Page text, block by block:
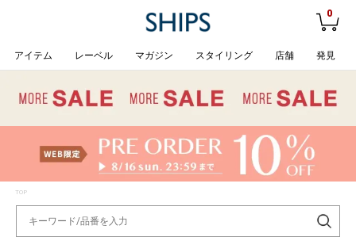
0
アイテム レーベル マガジン スタイリング 店舗 発見
TOP